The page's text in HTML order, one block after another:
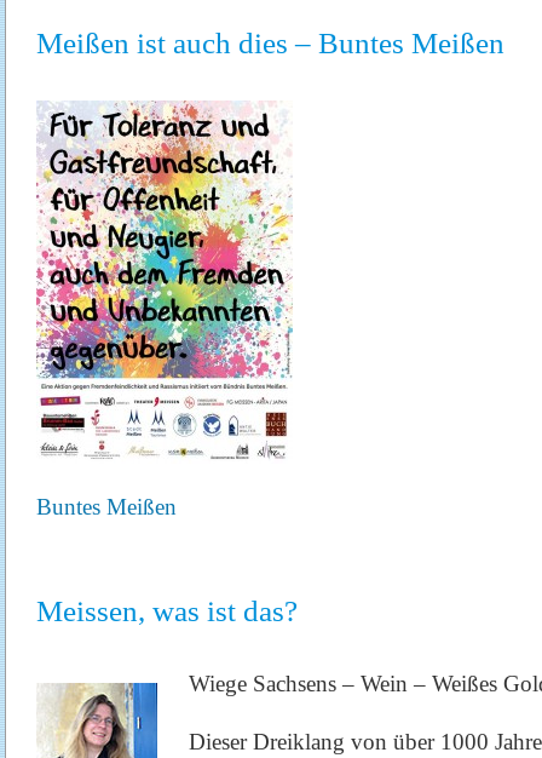
Meißen ist auch dies – Buntes Meißen
Buntes Meißen
Meissen, was ist das?
Wiege Sachsens – Wein – Weißes
Dieser Dreiklang von über 1000